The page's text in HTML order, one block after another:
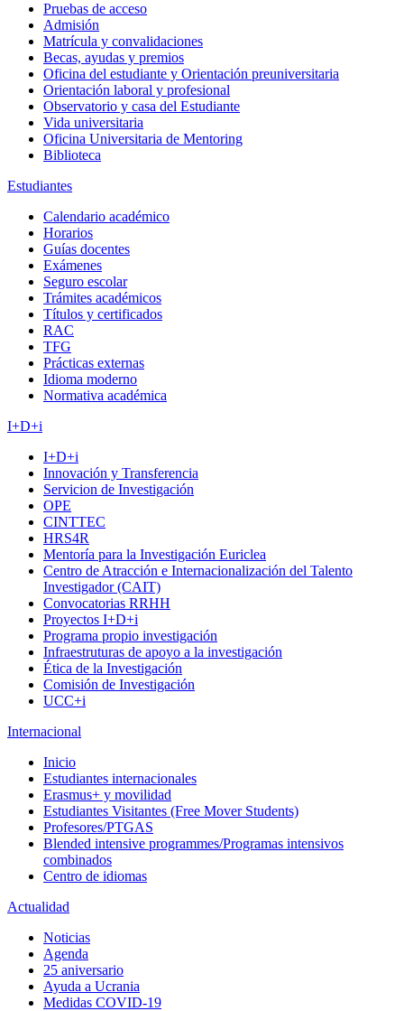
Pruebas de acceso
Admisión
Matrícula y convalidaciones
Becas, ayudas y premios
Oficina del estudiante y Orientación preuniversitaria
Orientación laboral y profesional
Observatorio y casa del Estudiante
Vida universitaria
Oficina Universitaria de Mentoring
Biblioteca
Estudiantes
Calendario académico
Horarios
Guías docentes
Exámenes
Seguro escolar
Trámites académicos
Títulos y certificados
RAC
TFG
Prácticas externas
Idioma moderno
Normativa académica
I+D+i
I+D+i
Innovación y Transferencia
Servicion de Investigación
OPE
CINTTEC
HRS4R
Mentoría para la Investigación Euriclea
Centro de Atracción e Internacionalización del Talento
Investigador (CAIT)
Convocatorias RRHH
Proyectos I+D+i
Programa propio investigación
Infraestruturas de apoyo a la investigación
Ética de la Investigación
Comisión de Investigación
UCC+i
Internacional
Inicio
Estudiantes internacionales
Erasmus+ y movilidad
Estudiantes Visitantes (Free Mover Students)
Profesores/PTGAS
Blended intensive programmes/Programas intensivos
combinados
Centro de idiomas
Actualidad
Noticias
Agenda
25 aniversario
Ayuda a Ucrania
Medidas COVID-19